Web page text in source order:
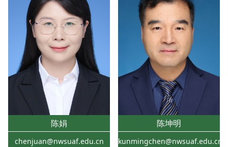
陈娟
chenjuan@nwsuaf.edu.cn
陈坤明
kunmingchen@nwsuaf.edu.cn